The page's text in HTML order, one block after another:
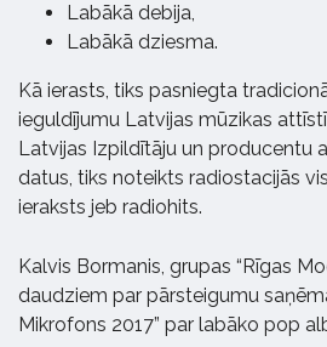
Labākā debija,
Labākā dziesma.
Kā ierasts, tiks pasniegta
ieguldījumu Latvijas mūzikas
Latvijas Izpildītāju un producentu
datus, tiks noteikts radiostacijās
ieraksts jeb radiohits.
Kalvis Bormanis, grupas “Rīgas
daudziem par pārsteigumu
Mikrofons 2017” par labāko pop